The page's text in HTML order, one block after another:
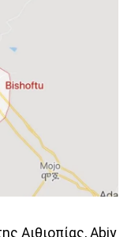
Αιθιοπίας, Abiy